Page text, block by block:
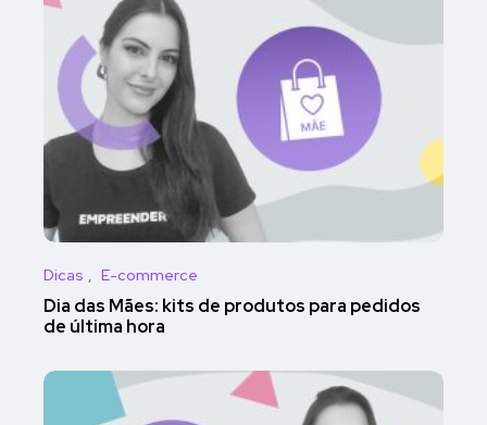
Dicas E-commerce
Dia das Mães: kits de produtos para pedidos
de última hora